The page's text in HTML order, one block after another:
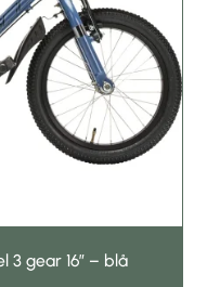
3 gear 16″ – blå